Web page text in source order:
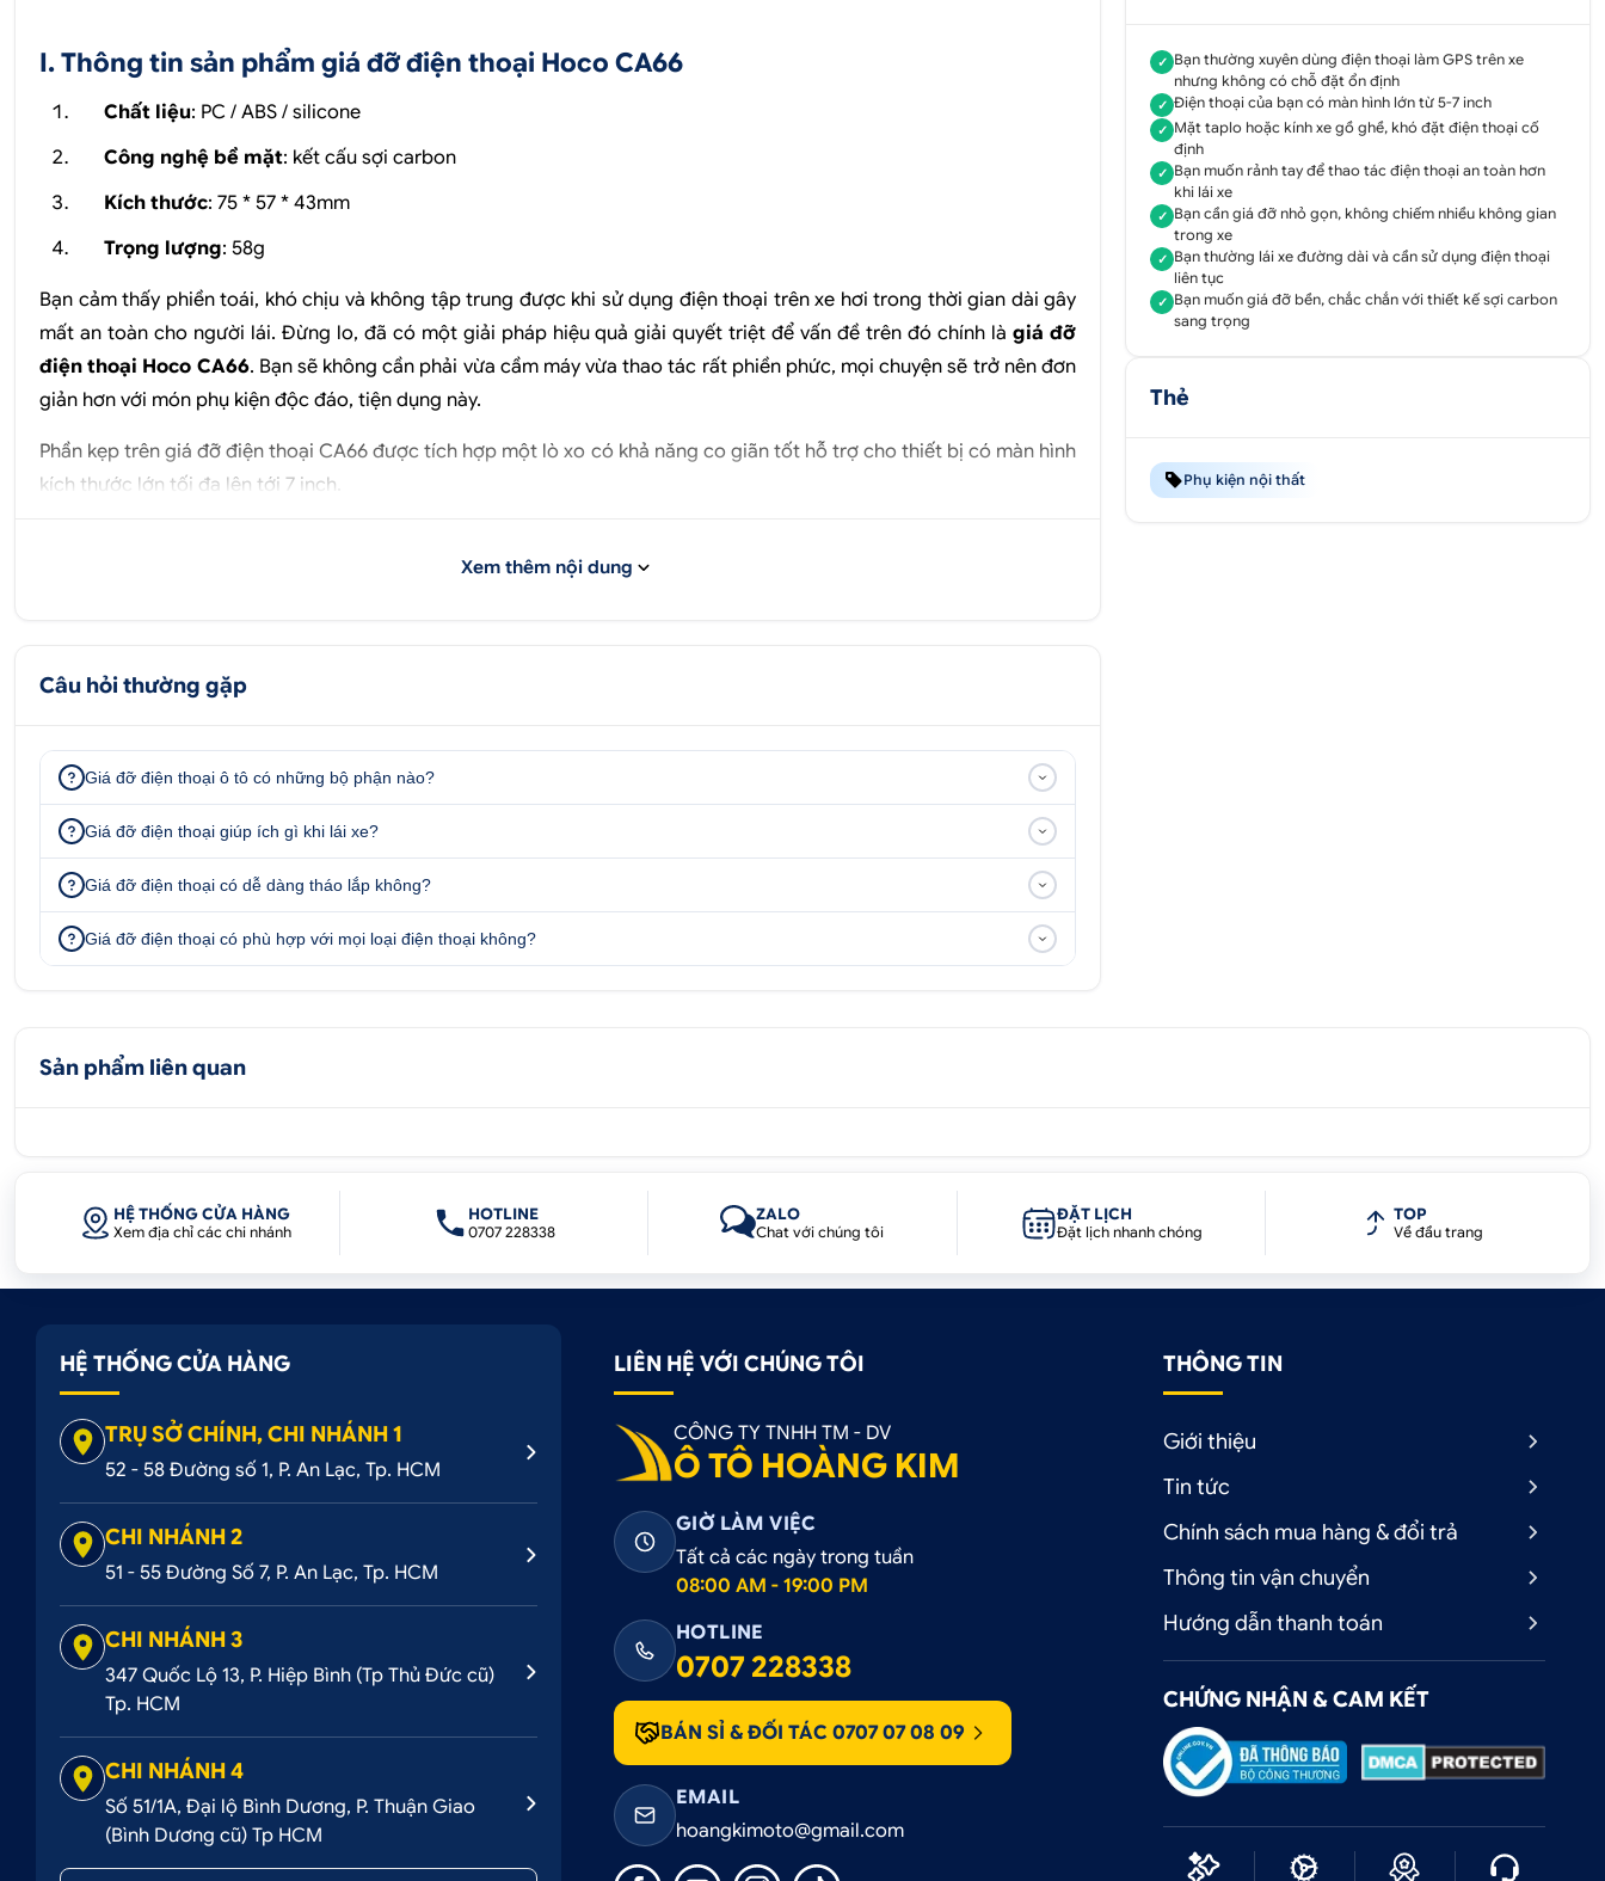
I. Thông tin sản phẩm giá đỡ điện thoại Hoco CA66
Chất liệu: PC / ABS / silicone
Công nghệ bề mặt: kết cấu sợi carbon
Kích thước: 75 * 57 * 43mm
Trọng lượng: 58g
Bạn cảm thấy phiền toái, khó chịu và không tập trung được khi sử dụng điện thoại trên xe hơi trong thời gian dài gây
mất an toàn cho người lái. Đừng lo, đã có một giải pháp hiệu quả giải quyết triệt để vấn đề trên đó chính làgiá đỡ
điện thoại Hoco CA66. Bạn sẽ không cần phải vừa cầm máy vừa thao tác rất phiền phức, mọi chuyện sẽ trở nên đơn
giản hơn với món phụ kiện độc đáo, tiện dụng này.
Phần kẹp trên giá đỡ điện thoại CA66 được tích hợp một lò xo có khả năng co giãn tốt hỗ trợ cho thiết bị có màn hình
kích thước lớn tối đa lên tới 7 inch.
II. Mua giá đỡ điện thoại Hoco CA66
Công ty TNHH thương mại dịch vụ ô tô Hoàng Kim là công ty đi đầu trong thiết kế riêng cho xe, chúng tôi bán tất cả
phụ kiện ô tô chính hãng. Ô tô Hoàng Kim chuyên cung cấp
chất lượng, giá rẻ, uy tín
tại TPHCM.
ô tô Hoàng Kim chuyên cung cấp các phụ kiện ô tô với giá tốt nhất thị trường
Để được tư vấn và mua sản phẩm thuận tiện nhất, khách hàng có thể chọn 1 trong 3 cách sau:
CÁCH 1: ĐẶT HÀNG QUA SỐ HOTLINE: 0707 228 338
CÁCH 2: MUA HÀNG TRÊN WEBSITE:OTOHOANGKIM.COM
Xem thêm nội dung
Câu hỏi thường gặp
Giá đỡ điện thoại ô tô có những bộ phận nào?
Giá đỡ điện thoại giúp ích gì khi lái xe?
Giá đỡ điện thoại có dễ dàng tháo lắp không?
Giá đỡ điện thoại có phù hợp với mọi loại điện thoại không?
✓ Bạn thường xuyên dùng điện thoại làm GPS trên xe
nhưng không có chỗ đặt ổn định
✓ Điện thoại của bạn có màn hình lớn từ 5-7 inch
✓ Mặt taplo hoặc kính xe gồ ghề, khó đặt điện thoại cố
định
✓ Bạn muốn rảnh tay để thao tác điện thoại an toàn hơn
khi lái xe
✓ Bạn cần giá đỡ nhỏ gọn, không chiếm nhiều không gian
trong xe
✓ Bạn thường lái xe đường dài và cần sử dụng điện thoại
liên tục
✓ Bạn muốn giá đỡ bền, chắc chắn với thiết kế sợi carbon
sang trọng
Thẻ
Phụ kiện nội thất
Sản phẩm liên quan
HỆ THỐNG CỬA HÀNG
Xem địa chỉ các chi nhánh
HOTLINE
0707 228338
ZALO
Chat với chúng tôi
ĐẶT LỊCH
Đặt lịch nhanh chóng
TOP
Về đầu trang
HỆ THỐNG CỬA HÀNG
TRỤ SỞ CHÍNH, CHI NHÁNH 1
52 - 58 Đường số 1, P. An Lạc, Tp. HCM
CHI NHÁNH 2
51 - 55 Đường Số 7, P. An Lạc, Tp. HCM
CHI NHÁNH 3
347 Quốc Lộ 13, P. Hiệp Bình (Tp Thủ Đức cũ)
Tp. HCM
CHI NHÁNH 4
Số 51/1A, Đại lộ Bình Dương, P. Thuận Giao
(Bình Dương cũ) Tp HCM
LIÊN HỆ VỚI CHÚNG TÔI
CÔNG TY TNHH TM - DV
Ô TÔ HOÀNG KIM
GIỜ LÀM VIỆC
Tất cả các ngày trong tuần
08:00 AM - 19:00 PM
HOTLINE
0707 228338
BÁN SỈ & ĐỐI TÁC 0707 07 08 09
EMAIL
hoangkimoto@gmail.com
THÔNG TIN
Giới thiệu
Tin tức
Chính sách mua hàng & đổi trả
Thông tin vận chuyển
Hướng dẫn thanh toán
CHỨNG NHẬN & CAM KẾT